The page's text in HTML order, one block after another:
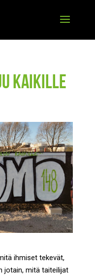
kaikille
ihmiset tekevät,
jotain, mitä taiteilijat